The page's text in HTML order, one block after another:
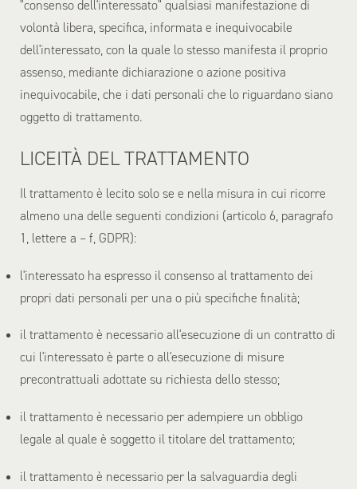
"consenso dell'interessato" qualsiasi manifestazione di
volontà libera, specifica, informata e inequivocabile
dell'interessato, con la quale lo stesso manifesta il proprio
assenso, mediante dichiarazione o azione positiva
inequivocabile, che i dati personali che lo riguardano siano
oggetto di trattamento.
LICEITÀ DEL TRATTAMENTO
Il trattamento è lecito solo se e nella misura in cui ricorre
almeno una delle seguenti condizioni (articolo 6, paragrafo
1, lettere a – f, GDPR):
l'interessato ha espresso il consenso al trattamento dei
propri dati personali per una o più specifiche finalità;
il trattamento è necessario all'esecuzione di un contratto di
cui l'interessato è parte o all'esecuzione di misure
precontrattuali adottate su richiesta dello stesso;
il trattamento è necessario per adempiere un obbligo
legale al quale è soggetto il titolare del trattamento;
il trattamento è necessario per la salvaguardia degli